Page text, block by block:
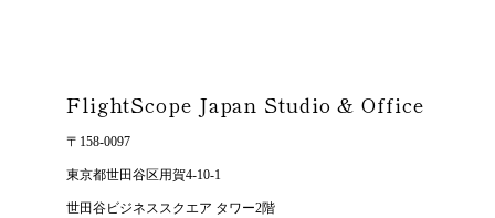
FlightScope Japan Studio & Office
〒158-0097
東京都世田谷区用賀4-10-1
世田谷ビジネススクエア タワー2階